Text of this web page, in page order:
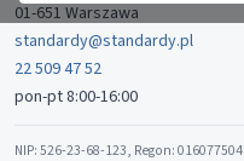
01-651 Warszawa
standardy@standardy.pl
22 509 47 52
pon-pt 8:00-16:00
NIP: 526-23-68-123, Regon: 016077504